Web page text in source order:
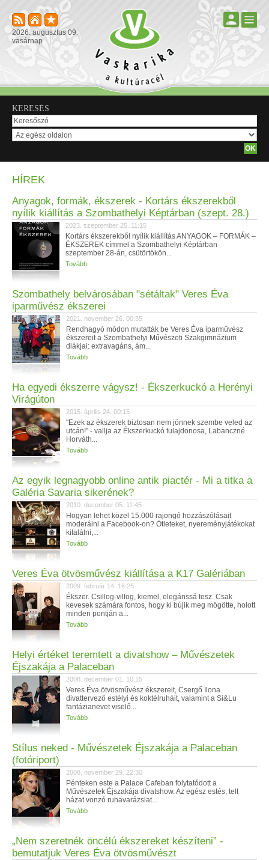
2026. augusztus 09.
vasárnap
KERESÉS
HÍREK
Anyagok, formák, ékszerek - Kortárs ékszerekből
nyílik kiállítás a Szombathelyi Képtárban (szept. 28.)
2023. szeptember 25. 11:15
Kortárs ékszerekből nyílik kiállítás ANYAGOK – FORMÁK –
ÉKSZEREK címmel a Szombathelyi Képtárban
szeptember 28-án, csütörtökön...
Tovább
Szombathely belvárosában "sétáltak" Veres Éva
iparművész ékszerei
2021. november 26. 00:35
Rendhagyó módon mutatták be Veres Éva iparművész
ékszereit a Szombathelyi Művészeti Szakgimnázium
diákjai: extravagáns, ám...
Tovább
Ha egyedi ékszerre vágysz! - Ékszerkuckó a Herényi
Virágúton
2015. április 24. 00:15
"Ezek az ékszerek biztosan nem jönnek szembe veled az
utcán!" - vallja az Ékszerkuckó tulajdonosa, Labanczné
Horváth...
Tovább
Az egyik legnagyobb online antik piactér - Mi a titka a
Galéria Savaria sikerének?
2010. december 05. 11:45
Hogyan lehet közel 15.000 rajongó hozzászólásait
moderálni a Facebook-on? Ötleteket, nyereményjátékokat
kitalálni,...
Tovább
Veres Éva ötvösművész kiállítása a K17 Galériában
2009. február 14. 16:25
Ékszer. Csillog-villog, kiemel, elegánssá tesz. Csak
kevesek számára fontos, hogy ki bújik meg mögötte, holott
minden pontján a...
Tovább
Helyi értéket teremtett a divatshow – Művészetek
Éjszakája a Palaceban
2008. december 01. 10:15
Veres Éva ötvösművész ékszereit, Csergő Ilona
divattervező estélyi és koktélruháit, valamint a Si&Lu
fantázianevet viselő...
Tovább
Stílus neked - Művészetek Éjszakája a Palaceban
(fotóriport)
2008. november 29. 22:30
Pénteken este a Palace Cafeban folytatódott a
Művészetek Éjszakája divatshow. Az egész estés, telt
házat vonzó ruhavarázslat...
Tovább
„Nem szeretnék öncélú ékszereket készíteni” -
bemutatjuk Veres Éva ötvösművészt